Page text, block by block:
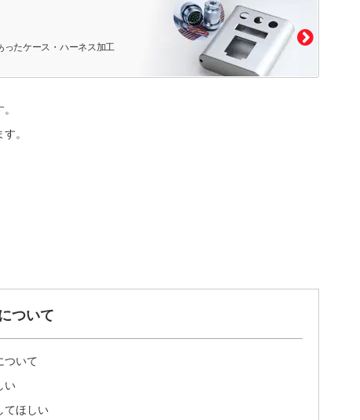
たケース・ハーネス加工
。
ついて
ついて
い
てほしい